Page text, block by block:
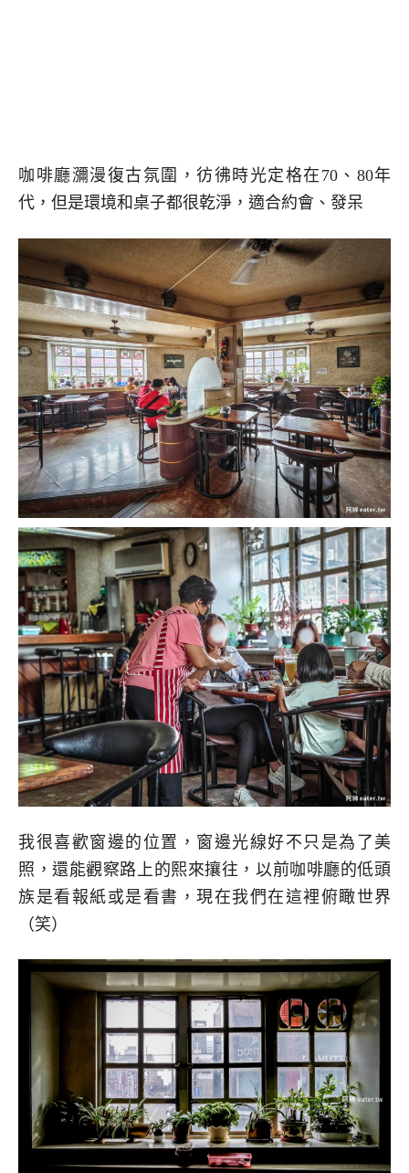
咖啡廳瀰漫復古氛圍，彷彿時光定格在70、80年
代，但是環境和桌子都很乾淨，適合約會、發呆
我很喜歡窗邊的位置，窗邊光線好不只是為了美
照，還能觀察路上的熙來攘往，以前咖啡廳的低頭
族是看報紙或是看書，現在我們在這裡俯瞰世界
（笑）